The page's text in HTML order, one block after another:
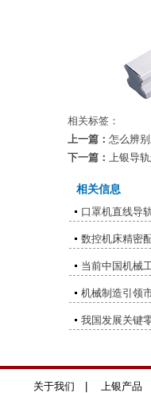
相关标签：
上一篇： 怎么辨
下一篇： 上银导
相关信息
口罩机直线导
数控机床精密
当前中国机械
机械制造引领
我国发展关键
关于我们 上银产品